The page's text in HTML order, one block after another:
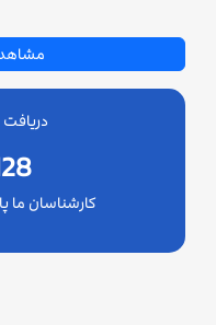
دریافت
کارشناسان ما